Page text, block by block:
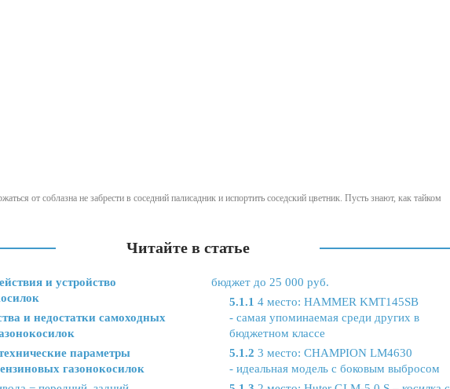
от соблазна не забрести в соседний палисадник и испортить соседский цветник. Пусть знают, как тайком
Читайте в статье
и устройство
и недостатки самоходных
параметры
газонокосилок
бюджет до 25 000 руб.
5.1.1 4 место: HAMMER KMT145SB
- самая упоминаемая среди других в
бюджетном классе
5.1.2 3 место: CHAMPION LM4630
- идеальная модель с боковым выбросом